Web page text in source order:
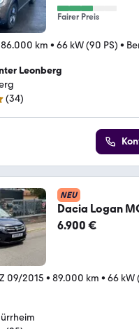
Fairer Preis
86.000 km • 66 kW (90 PS) •
Leonberg
(34)
NEU
Dacia Logan
6.900 €
09/2015 • 89.000 km • 66 kW